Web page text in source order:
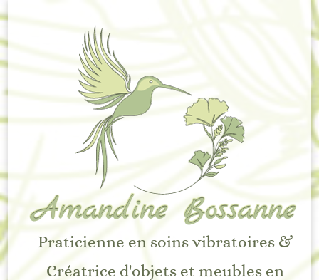
Amandine Bossanne
Praticienne en soins vibratoires &
Créatrice d'objets et meubles en